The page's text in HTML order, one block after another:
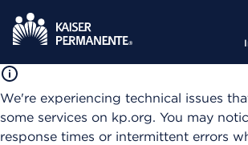
We're experiencing technical issues
some services on kp.org. You may
response times or intermittent errors